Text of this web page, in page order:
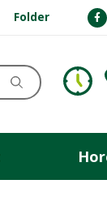
Folder